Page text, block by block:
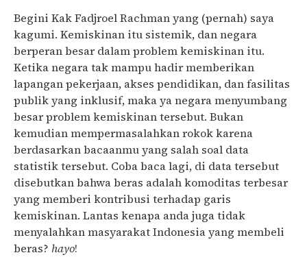
Begini Kak Fadjroel Rachman yang (pernah) saya
kagumi. Kemiskinan itu sistemik, dan negara
berperan besar dalam problem kemiskinan itu.
Ketika negara tak mampu hadir memberikan
lapangan pekerjaan, akses pendidikan, dan fasilitas
publik yang inklusif, maka ya negara menyumbang
besar problem kemiskinan tersebut. Bukan
kemudian mempermasalahkan rokok karena
berdasarkan bacaanmu yang salah soal data
statistik tersebut. Coba baca lagi, di data tersebut
disebutkan bahwa beras adalah komoditas terbesar
yang memberi kontribusi terhadap garis
kemiskinan. Lantas kenapa anda juga tidak
menyalahkan masyarakat Indonesia yang membeli
beras? hayo!